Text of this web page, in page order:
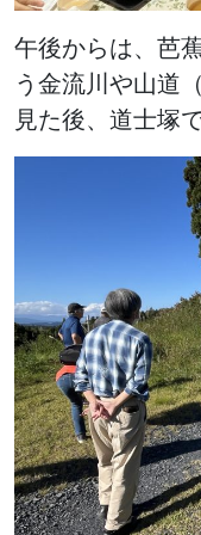
午後からは、芭
う金流川や山道
見た後、道士塚